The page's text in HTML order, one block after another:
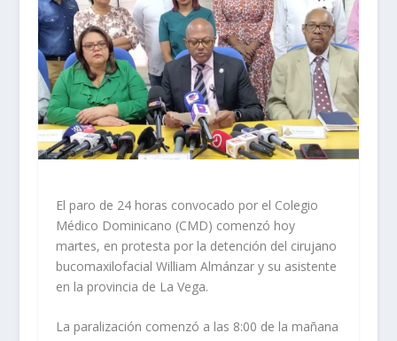
El paro de 24 horas convocado por el Colegio
Médico Dominicano (CMD) comenzó hoy
martes, en protesta por la detención del cirujano
bucomaxilofacial William Almánzar y su asistente
en la provincia de La Vega.
La paralización comenzó a las 8:00 de la mañana